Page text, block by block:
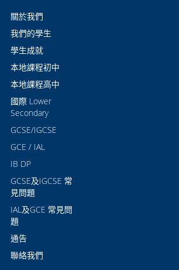
關於我們
我們的學生
學生成就
本地課程初中
本地課程高中
國際 Lower
Secondary
GCSE/IGCSE
GCE / IAL
IB DP
GCSE及IGCSE 常
見問題
IAL及GCE 常見問
題
通告
聯絡我們